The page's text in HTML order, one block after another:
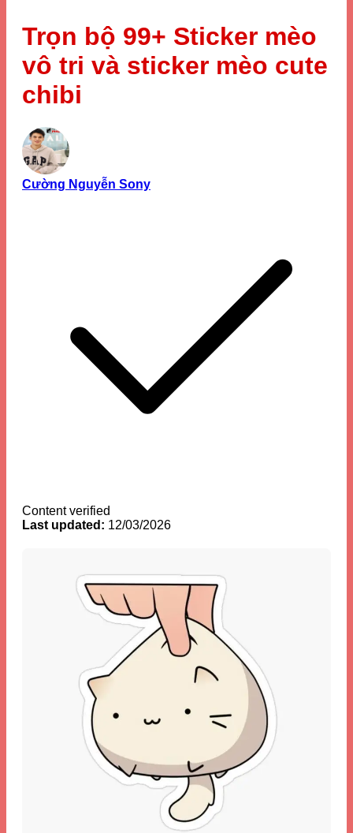
Trọn bộ 99+ Sticker mèo
vô tri và sticker mèo cute
chibi
Cường Nguyễn Sony
Content verified
Last updated: 12/03/2026